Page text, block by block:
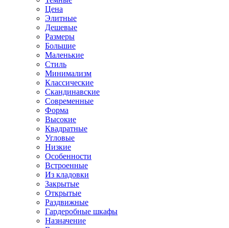
Цена
Элитные
Дешевые
Размеры
Большие
Маленькие
Стиль
Минимализм
Классические
Скандинавские
Современные
Форма
Высокие
Квадратные
Угловые
Низкие
Особенности
Встроенные
Из кладовки
Закрытые
Открытые
Раздвижные
Гардеробные шкафы
Назначение